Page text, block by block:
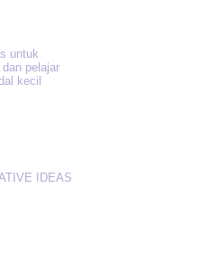
untuk
pelajar
kecil
IDEAS